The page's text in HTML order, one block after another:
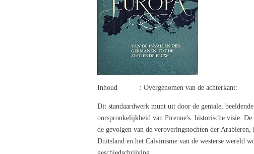
Inhoud : Overgenomen van de achterkant:
Dit standaardwerk munt uit door de geniale,
oorspronkelijkheid van Pirenne's historische visie. De
de gevolgen van de veroveringstochten der
Duitsland en het Calvinisme van de westerse wereld